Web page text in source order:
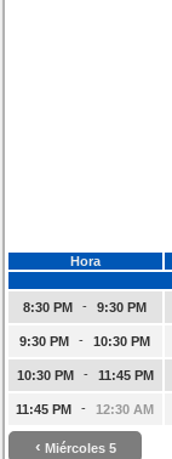
Hora
8:30 PM
- 9:30 PM
9:30 PM - 10:30 PM
10:30 PM - 11:45 PM
11:45 PM - 12:30 AM
‹ Miércoles 5